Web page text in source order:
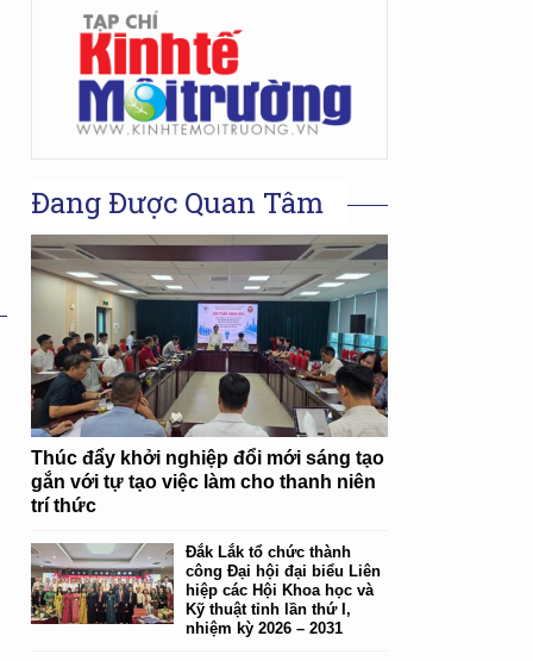
Đang Được Quan Tâm
Thúc đẩy khởi nghiệp đổi mới sáng tạo
gắn với tự tạo việc làm cho thanh niên
trí thức
Đắk Lắk tổ chức thành
công Đại hội đại biểu Liên
hiệp các Hội Khoa học và
Kỹ thuật tỉnh lần thứ I,
nhiệm kỳ 2026 – 2031